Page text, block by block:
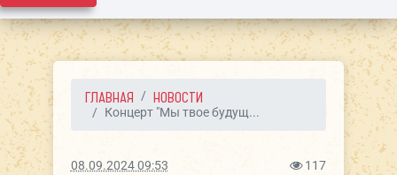
ГЛАВНАЯ НОВОСТИ
Концерт "Мы твое будущ...
08.09.2024 09:53 117